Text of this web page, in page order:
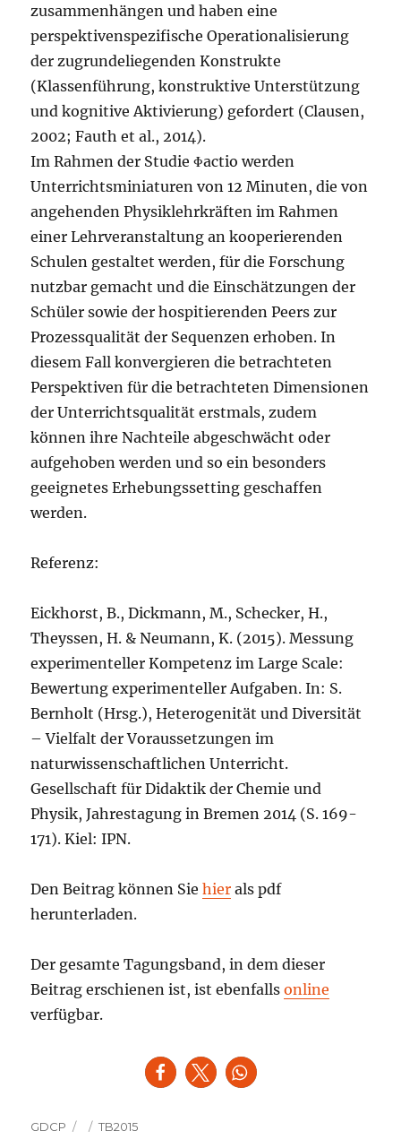
zusammenhängen und haben eine
perspektivenspezifische Operationalisierung
der zugrundeliegenden Konstrukte
(Klassenführung, konstruktive Unterstützung
und kognitive Aktivierung) gefordert (Clausen,
2002; Fauth et al., 2014).
Im Rahmen der Studie Φactio werden
Unterrichtsminiaturen von 12 Minuten, die von
angehenden Physiklehrkräften im Rahmen
einer Lehrveranstaltung an kooperierenden
Schulen gestaltet werden, für die Forschung
nutzbar gemacht und die Einschätzungen der
Schüler sowie der hospitierenden Peers zur
Prozessqualität der Sequenzen erhoben. In
diesem Fall konvergieren die betrachteten
Perspektiven für die betrachteten Dimensionen
der Unterrichtsqualität erstmals, zudem
können ihre Nachteile abgeschwächt oder
aufgehoben werden und so ein besonders
geeignetes Erhebungssetting geschaffen
werden.
Referenz:
Eickhorst, B., Dickmann, M., Schecker, H.,
Theyssen, H. & Neumann, K. (2015). Messung
experimenteller Kompetenz im Large Scale:
Bewertung experimenteller Aufgaben. In: S.
Bernholt (Hrsg.), Heterogenität und Diversität
– Vielfalt der Voraussetzungen im
naturwissenschaftlichen Unterricht.
Gesellschaft für Didaktik der Chemie und
Physik, Jahrestagung in Bremen 2014 (S. 169-
171). Kiel: IPN.
Den Beitrag können Siehier als pdf
herunterladen.
Der gesamte Tagungsband, in dem dieser
Beitrag erschienen ist, ist ebenfallsonline
verfügbar.
Autor
GDCP
Veröffentlicht
Kategorien
TB2015